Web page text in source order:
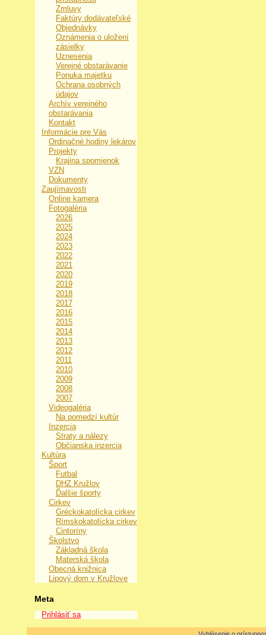
Zmluvy
Faktúry dodávateľské
Objednávky
Oznámenia o uložení
zásielky
Uznesenia
Verejné obstarávanie
Ponuka majetku
Ochrana osobných
údajov
Archív verejného
obstarávania
Kontakt
Informácie pre Vás
Ordinačné hodiny lekárov
Projekty
Krajina spomienok
VZN
Dokumenty
Zaujímavosti
Online kamera
Fotogaléria
2026
2025
2024
2023
2022
2021
2020
2019
2018
2017
2016
2015
2014
2013
2012
2011
2010
2009
2008
2007
Videogaléria
Na pomedzí kultúr
Inzercia
Straty a nálezy
Občianska inzercia
Kultúra
Šport
Futbal
DHZ Kružlov
Ďalšie športy
Cirkev
Gréckokatolícka cirkev
Rímskokatolícka cirkev
Cintoríny
Školstvo
Základná škola
Materská škola
Obecná knižnica
Lipový dom v Kružlove
Meta
Prihlásiť sa